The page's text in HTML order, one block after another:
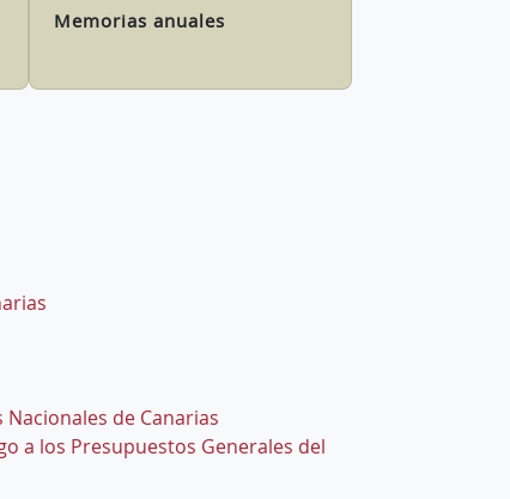
Memorias anuales
de Canarias
a los Presupuestos Generales del